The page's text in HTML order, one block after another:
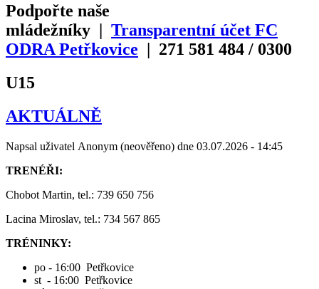
Podpořte naše
mládežníky | Transparentní účet FC
ODRA Petřkovice | 271 581 484 / 0300
U15
AKTUÁLNĚ
Napsal uživatel Anonym (neověřeno) dne 03.07.2026 - 14:45
TRENÉŘI:
Chobot Martin, tel.: 739 650 756
Lacina Miroslav, tel.: 734 567 865
TRÉNINKY:
po - 16:00 Petřkovice
st - 16:00 Petřkovice